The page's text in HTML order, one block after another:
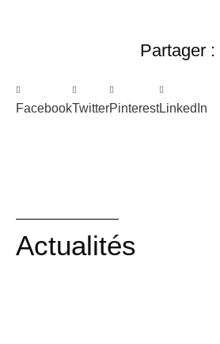
Partager :
FacebookTwitterPinterestLinkedIn
Actualités